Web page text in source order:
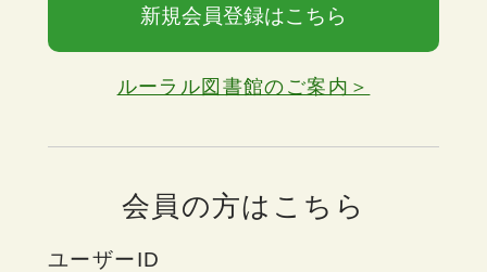
新規会員登録はこちら
ルーラル図書館のご案内＞
会員の方はこちら
ユーザーID